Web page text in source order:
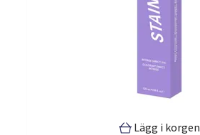
Lägg i korgen